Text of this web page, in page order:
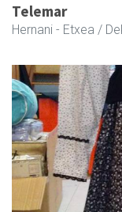
Telemar
Hernani - Etxea /